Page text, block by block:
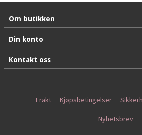
Om butikken
Din konto
Kontakt oss
Frakt Kjøpsbetingelser
Nyhetsbrev